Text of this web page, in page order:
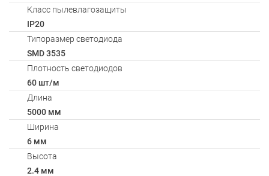
Класс пылевлагозащиты
IP20
Типоразмер светодиода
SMD 3535
Плотность светодиодов
60 шт/м
Длина
5000 мм
Ширина
6 мм
Высота
2.4 мм